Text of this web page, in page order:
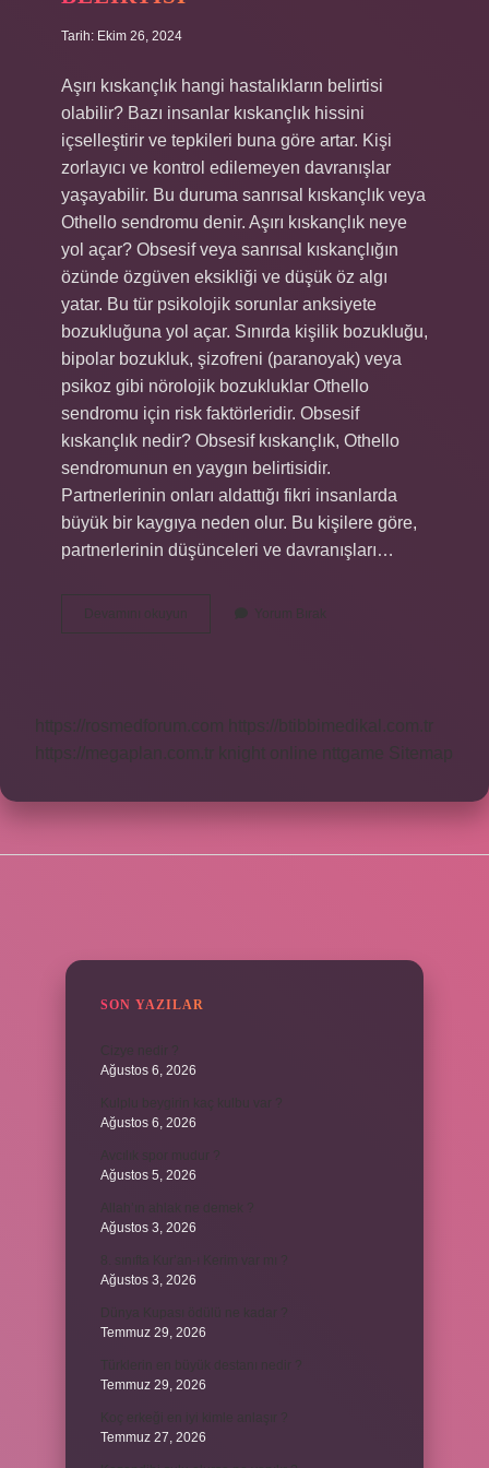
Tarih: Ekim 26, 2024
Aşırı kıskançlık hangi hastalıkların belirtisi
olabilir? Bazı insanlar kıskançlık hissini
içselleştirir ve tepkileri buna göre artar. Kişi
zorlayıcı ve kontrol edilemeyen davranışlar
yaşayabilir. Bu duruma sanrısal kıskançlık veya
Othello sendromu denir. Aşırı kıskançlık neye
yol açar? Obsesif veya sanrısal kıskançlığın
özünde özgüven eksikliği ve düşük öz algı
yatar. Bu tür psikolojik sorunlar anksiyete
bozukluğuna yol açar. Sınırda kişilik bozukluğu,
bipolar bozukluk, şizofreni (paranoyak) veya
psikoz gibi nörolojik bozukluklar Othello
sendromu için risk faktörleridir. Obsesif
kıskançlık nedir? Obsesif kıskançlık, Othello
sendromunun en yaygın belirtisidir.
Partnerlerinin onları aldattığı fikri insanlarda
büyük bir kaygıya neden olur. Bu kişilere göre,
partnerlerinin düşünceleri ve davranışları…
Devamını okuyun
Kıskançlık
Yorum Bırak
https://rosmedforum.com
https://btibbimedikal.com.tr
https://megaplan.com.tr
knight online nttgame Sitemap
SON YAZILAR
Ağustos 6, 2026
Ağustos 6, 2026
Ağustos 5, 2026
Ağustos 3, 2026
Ağustos 3, 2026
Temmuz 29, 2026
Temmuz 29, 2026
Temmuz 27, 2026